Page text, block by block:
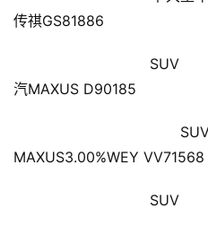
I
金
传祺GS81886
汽MAXUS D90185
MAXUS3.00%WEY VV71568